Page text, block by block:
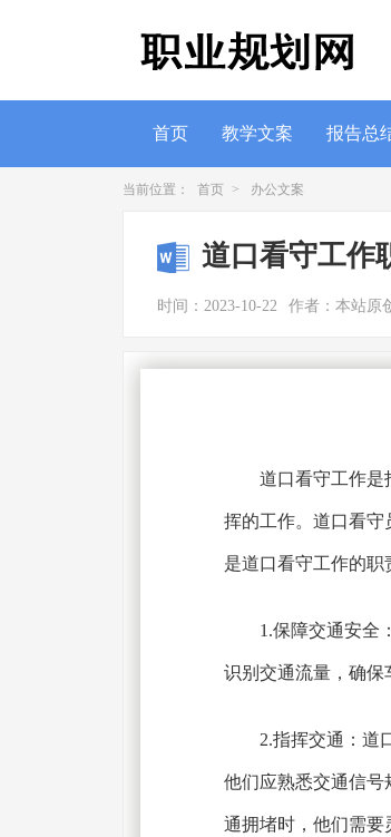
首页 教学文案 报告总
当前位置： 首页 > 办公文案
道口看守工作
时间：2023-10-22 作者：本站原
道口看守工作是
挥的工作。道口看守
是道口看守工作的职
1.保障交通安全
识别交通流量，确保
2.指挥交通：道
他们应熟悉交通信号
通拥堵时，他们需要